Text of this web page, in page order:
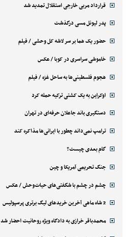
قرارداد مربی خارجی استقلال تمدید شد
پدر لیونل مسی درگذشت
حضور یک هما بر سر لاشه‌ کل وحشی / فیلم
خاموشی سراسری در کوبا / عکس
هجوم فلسطینی‌ها به ساحل غزه / فیلم
اوکراین به یک کشتی ترکیه حمله کرد
دستگیری باند جاعلان حرفه‌ای در تهران
ترامپ نمی‌داند چطور با ایرانی‌ها مذاکره کند
گام بعدی چیست؟
جنگ تحریمی آمریکا و چین
چشم در چشم با شگفتی‌های حیات‌وحش / عکس
2 شاه ماهی آخرین خریدهای لیگ برتری پرسپولیس
محمدباقر خرازی به دادگاه ویژه روحانیت احضار شد